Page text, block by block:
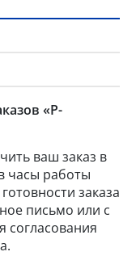
«Р-
ваш заказ в
часы работы
заказа
письмо или с
согласования